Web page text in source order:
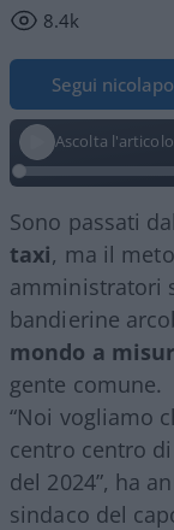
8.4k
Segui
Ascolta l'articolo
Sono passati
taxi, ma il
amministratori
bandierine
mondo a
gente comune.
“Noi vogliamo
centro centro
del 2024”, ha
sindaco del